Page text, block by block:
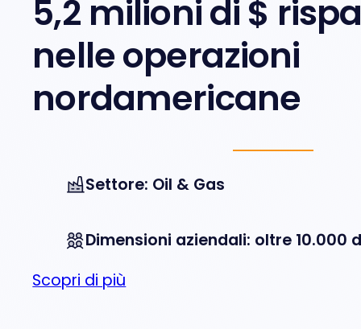
5,2 milioni di $
nelle operazioni
nordamericane
Settore: Oil & Gas
Dimensioni aziendali: oltre 10.000
Scopri di più